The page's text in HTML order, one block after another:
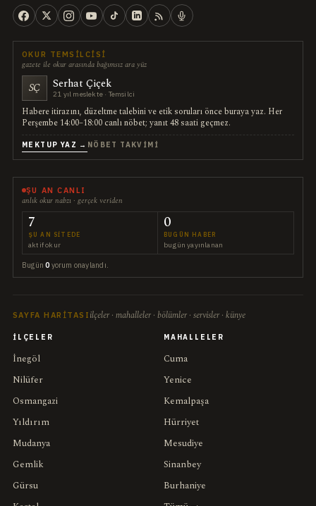
OKUR TEMSILCISI
gazete ile okur arasında bağımsız ara yüz
SÇ Serhat Çiçek
21 yıl meslekte · Temsilci
Habere itirazını, düzeltme talebini ve etik soruları önce buraya yaz. Her
Perşembe 14:00–18:00 canlı nöbet; yanıt 48 saati geçmez.
MEKTUP YAZ → NÖBET TAKVIMI
ŞU AN CANLI
anlık okur nabzı · gerçek veriden
7
ŞU AN SITEDE
aktif okur
0
BUGÜN HABER
bugün yayınlanan
Bugün0 yorum onaylandı.
SAYFA HARITASI ilçeler · mahalleler · bölümler · servisler · künye
İLÇELER
İnegöl
Nilüfer
Osmangazi
Yıldırım
Mudanya
Gemlik
Gürsu
MAHALLELER
Cuma
Yenice
Kemalpaşa
Hürriyet
Mesudiye
Sinanbey
Burhaniye